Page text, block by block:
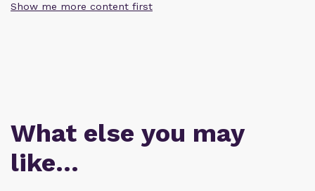
Show me more content first
What else you may
like…